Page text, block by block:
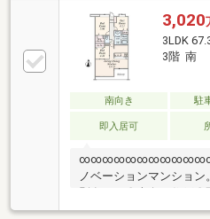
3,020
3LDK
3階 南
南向き 駐
即入居可
∞∞∞∞∞∞∞∞∞∞∞∞∞∞
ノベーションマンション